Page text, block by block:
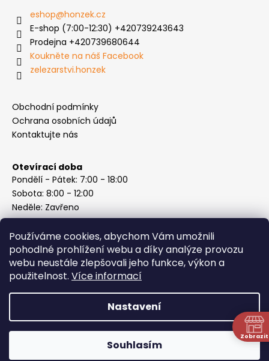
Používáme cookies, abychom Vám umožnili
pohodlné prohlížení webu a díky analýze provozu
webu neustále zlepšovali jeho funkce, výkon a
použitelnost. Více informací
Nastavení
Souhlasím
eshop@honzek.cz
E-shop (7:00-12:30) +420739243643
Prodejna +420739680644
Koukněte na náš Facebook
zelezarstvi.honzek
Obchodní podmínky
Ochrana osobních údajů
Kontaktujte nás
Otevírací doba
Pondělí - Pátek: 7:00 - 18:00
Sobota: 8:00 - 12:00
Neděle: Zavřeno
Instagram
Copyright 2026ABC Železářství Honzek. Všechna práva
vyhrazena.
Zobrazit